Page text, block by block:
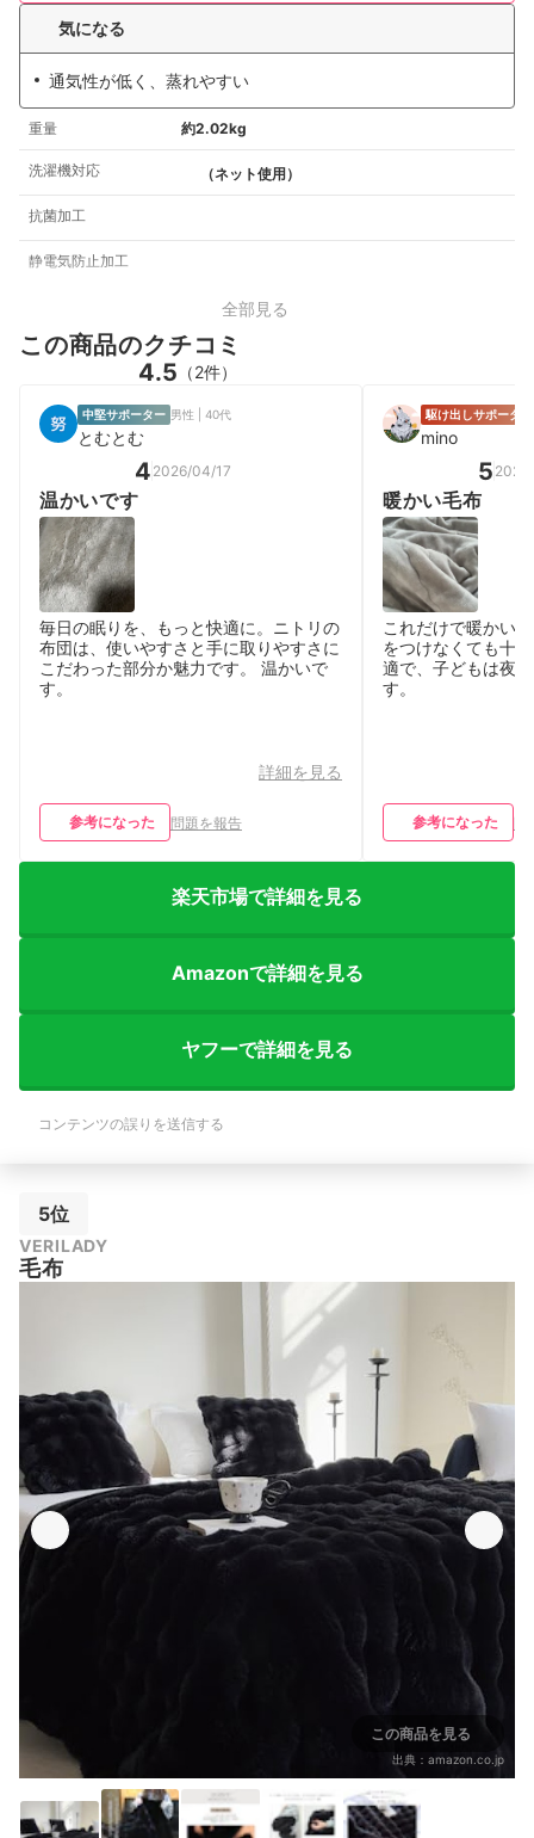
気になる
通気性が低く、蒸れやすい
重量 約2.02kg
洗濯機対応 （ネット使用）
抗菌加工
静電気防止加工
全部見る
この商品のクチコミ
4.5 （2件）
中堅サポーター 男性 | 40代
とむとむ
4 2026/04/17
温かいです
毎日の眠りを、もっと快適に。ニトリの
布団は、使いやすさと手に取りやすさに
こだわった部分か魅力です。 温かいで
す。
詳細を見る
参考になった 問題を報告
駆け出しサポーター
mino
5
暖かい毛布
これだけで暖かい
をつけなくても十
適で、子どもは夜
す。
参考になった
楽天市場で詳細を見る
Amazonで詳細を見る
ヤフーで詳細を見る
コンテンツの誤りを送信する
5位
VERILADY
毛布
この商品を見る
出典： amazon.co.jp